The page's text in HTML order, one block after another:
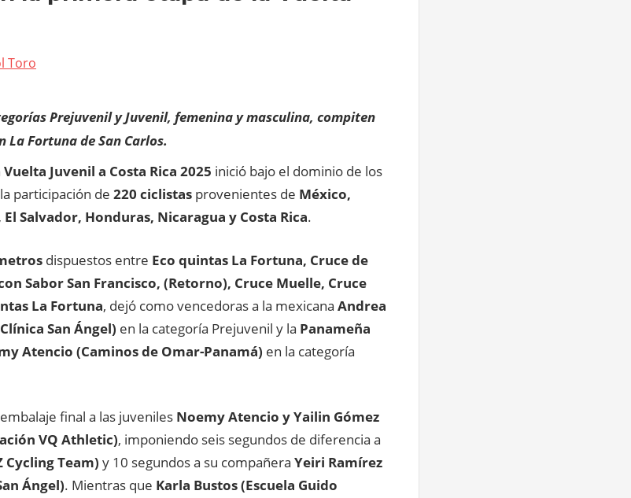
Toro
Prejuvenil y Juvenil, femenina y masculina, compiten
La Fortuna de San Carlos.
Vuelta Juvenil a Costa Rica 2025 inició bajo el dominio de los
participación de 220 ciclistas provenientes de México,
Salvador, Honduras, Nicaragua y Costa Rica.
dispuestos entre Eco quintas La Fortuna, Cruce de
Sabor San Francisco, (Retorno), Cruce Muelle, Cruce
La Fortuna, dejó como vencedoras a la mexicana Andrea
San Ángel) en la categoría Prejuvenil y la Panameña
Atencio (Caminos de Omar-Panamá) en la categoría
final a las juveniles Noemy Atencio y Yailin Gómez
VQ Athletic), imponiendo seis segundos de diferencia a
Cycling Team) y 10 segundos a su compañera Yeiri Ramírez
Ángel). Mientras que Karla Bustos (Escuela Guido